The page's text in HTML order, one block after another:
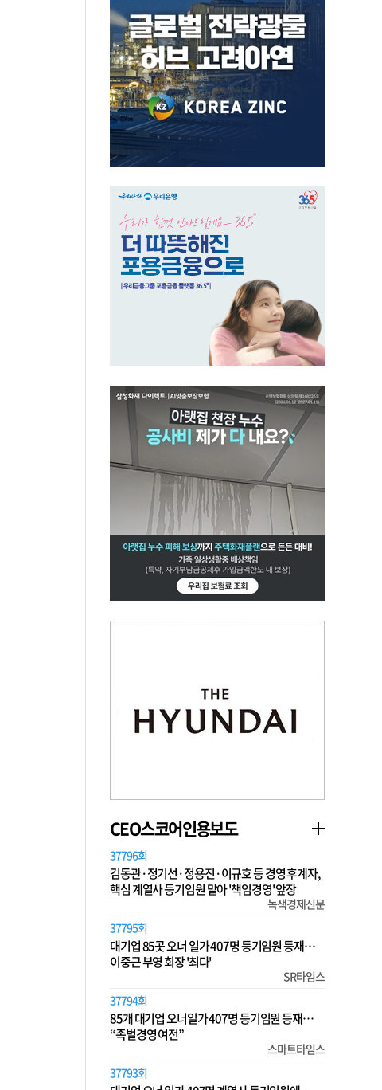
CEO스코어인용보도
37796회
김동관·정기선·정용진·이규호 등 경영 후계자,
핵심 계열사 등기임원 맡아 '책임경영' 앞장
녹색경제신문
37795회
대기업 85곳 오너 일가 407명 등기임원 등재…
이중근 부영 회장 '최다'
SR타임스
37794회
85개 대기업 오너일가 407명 등기임원 등재…
“족벌경영 여전”
스마트타임스
37793회